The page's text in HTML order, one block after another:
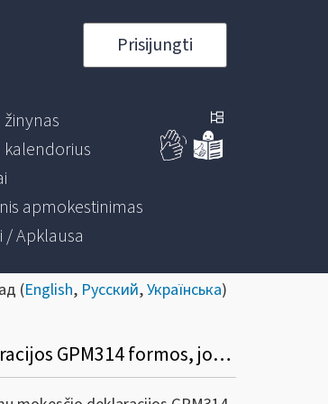
Prisijungti
žinynas
kalendorius
apmokestinimas
/ Apklausa
(English, Русский,Українська)
Informacinis pranešimas dėl Nenuolatinio Lietuvos gyventojo metinės pajamų mokesčio deklaracijos GPM314 formos, jos priedų GPM314A, GPM314B formų užpildymo ir pateikimo taisyklių pakeitimo